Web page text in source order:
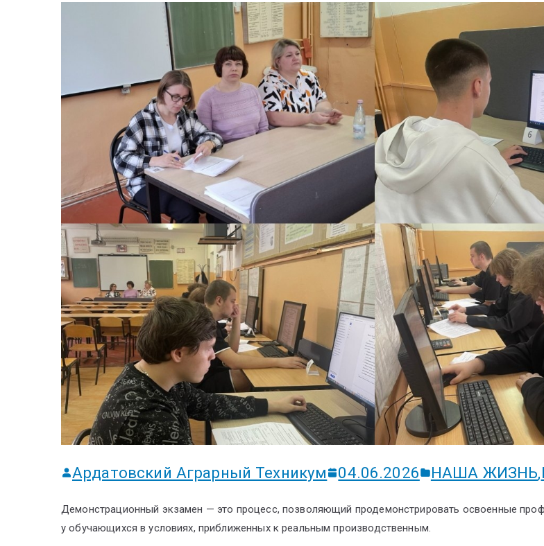
Ардатовский Аграрный Техникум 04.06.2026 НАША ЖИЗНЬ,
Демонстрационный экзамен — это процесс, позволяющий продемонстрировать освоенные
у обучающихся в условиях, приближенных к реальным производственным.